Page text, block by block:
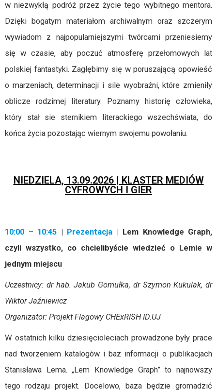
w niezwykłą podróż przez życie tego wybitnego mentora.
Dzięki bogatym materiałom archiwalnym oraz szczerym
wywiadom z najpopularniejszymi twórcami przeniesiemy
się w czasie, aby poczuć atmosferę przełomowych lat
polskiej fantastyki. Zagłębimy się w poruszającą opowieść
o marzeniach, determinacji i sile wyobraźni, które zmieniły
oblicze rodzimej literatury. Poznamy historię człowieka,
który stał sie sternikiem literackiego wszechświata, do
końca życia pozostając wiernym swojemu powołaniu.
NIEDZIELA, 13.09.2026 | KLASTER MEDIÓW
CYFROWYCH I GIER
10:00 – 10:45 | Prezentacja | Lem Knowledge Graph,
czyli wszystko, co chcielibyście wiedzieć o Lemie w
jednym miejscu
Uczestnicy: dr hab. Jakub Gomułka, dr Szymon Kukulak, dr
Wiktor Jaźniewicz
Organizator: Projekt Flagowy CHExRISH ID.UJ
W ostatnich kilku dziesięcioleciach prowadzone były prace
nad tworzeniem katalogów i baz informacji o publikacjach
Stanisława Lema. „Lem Knowledge Graph” to najnowszy
tego rodzaju projekt. Docelowo, baza będzie gromadzić